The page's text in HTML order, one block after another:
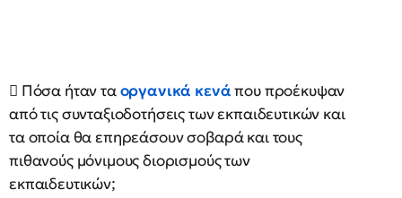
 Πόσα ήταν ταοργανικά κενάπου προέκυψαν
από τις συνταξιοδοτήσεις των εκπαιδευτικών και
τα οποία θα επηρεάσουν σοβαρά και τους
πιθανούς μόνιμους διορισμούς των
εκπαιδευτικών;